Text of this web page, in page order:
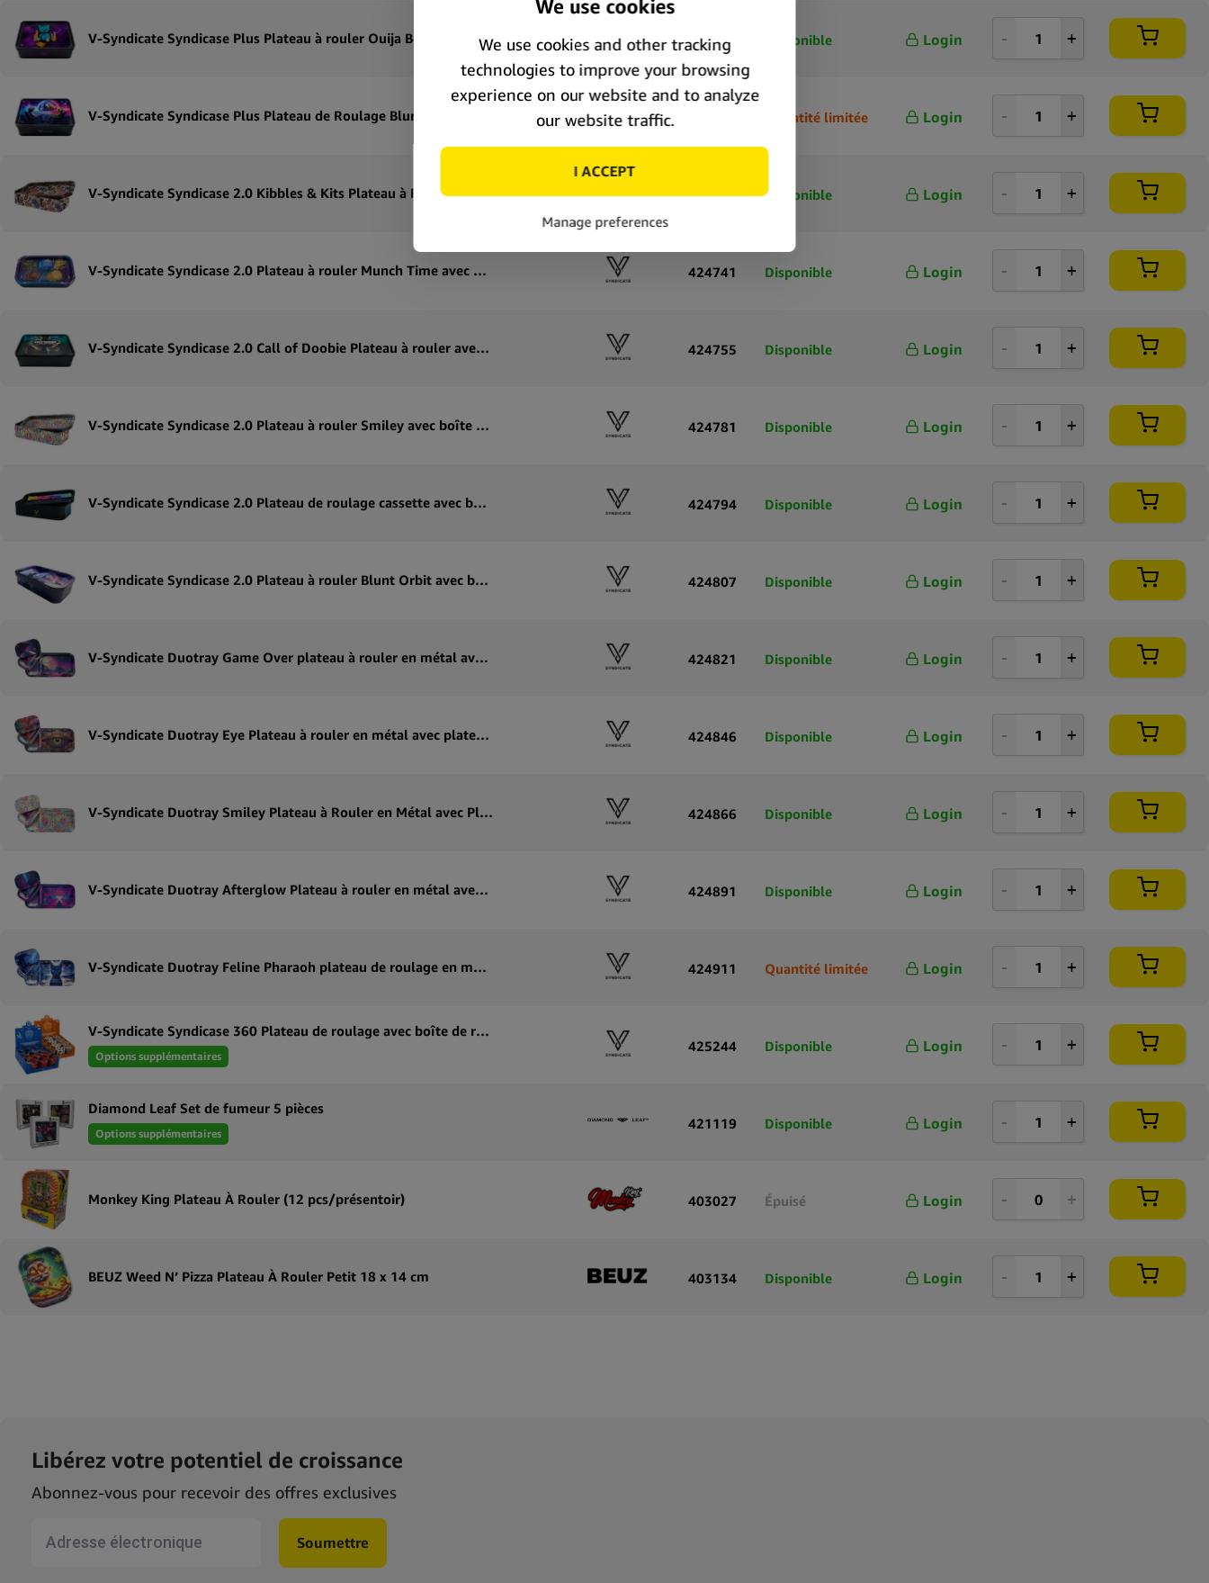
V-Syndicate Syndicase Plus Plateau à rouler Ouija Bear avec boîte de rangement en métal 424670 Disponible Login
Quantité limitée Login
V-Syndicate Syndicase 2.0 Kibbles & Kits Plateau à Rouler avec Boîte de Rangement en Métal 424684 Disponible Login
V-Syndicate Syndicase 2.0 Plateau à rouler Munch Time avec boîte de rangement en métal 424741 Disponible Login
V-Syndicate Syndicase 2.0 Call of Doobie Plateau à rouler avec boîte de rangement en métal 424755 Disponible Login
V-Syndicate Syndicase 2.0 Plateau à rouler Smiley avec boîte de rangement en métal 424781 Disponible Login
V-Syndicate Syndicase 2.0 Plateau de roulage cassette avec boîte de rangement en métal 424794 Disponible Login
V-Syndicate Syndicase 2.0 Plateau à rouler Blunt Orbit avec boîte de rangement en métal 424807 Disponible Login
V-Syndicate Duotray Game Over plateau à rouler en métal avec plateau de rangement amovible 32 × 16 cm 424821 Disponible Login
V-Syndicate Duotray Eye Plateau à rouler en métal avec plateau de rangement amovible 32×16 cm 424846 Disponible Login
V-Syndicate Duotray Smiley Plateau à Rouler en Métal avec Plateau de Rangement Amovible 32x16cm 424866 Disponible Login
V-Syndicate Duotray Afterglow Plateau à rouler en métal avec compartiment de rangement amovible 32 x 16 cm 424891 Disponible Login
V-Syndicate Duotray Feline Pharaoh plateau de roulage en métal avec plateau de rangement amovible 32 × 16 cm 424911 Quantité limitée Login
V-Syndicate Syndicase 360 Plateau de roulage avec boîte de rangement en métal (12 pièces/présentoir)
Options supplémentaires
425244 Disponible Login
Diamond Leaf Set de fumeur 5 pièces
Options supplémentaires
421119 Disponible Login
Monkey King Plateau À Rouler (12 pcs/présentoir) 403027 Épuisé Login
BEUZ Weed N’ Pizza Plateau À Rouler Petit 18 x 14 cm 403134 Disponible Login
Libérez votre potentiel de croissance
Abonnez-vous pour recevoir des offres exclusives
Soumettre